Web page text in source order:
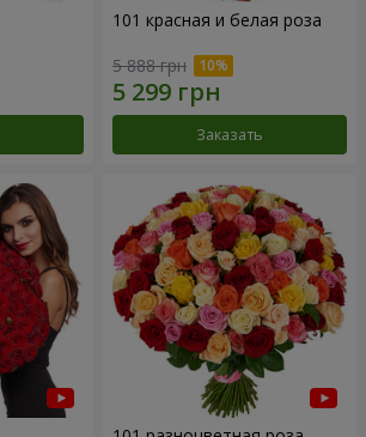
101 красная и белая роза
5 888 грн
Заказать